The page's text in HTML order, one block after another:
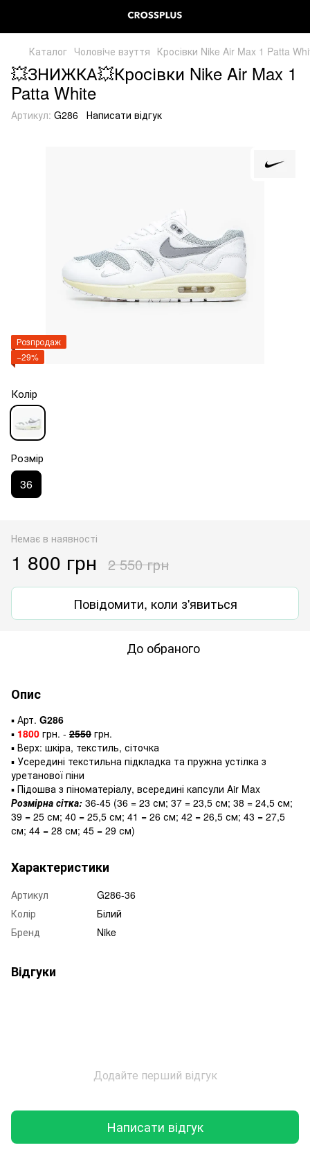
Каталог Чоловiче взуття Кросівки Nike Air Max 1 Patta
💥ЗНИЖКА💥Кросівки Nike Air Max 1
Patta White
Артикул: G286 Написати відгук
Розпродаж
−29%
Колір
Розмір
36
Немає в наявності
1 800 грн 2 550 грн
Повідомити, коли з'явиться
До обраного
Опис
▪️ Арт. G286
▪️ 1800 грн. - 2550 грн.
▪️ Верх: шкіра, текстиль, сіточка
▪️ Усередині текстильна підкладка та пружна устілка з
уретанової піни
▪️ Підошва з піноматеріалу, всередині капсули Air Max
Розмірна сітка: 36-45 (36 = 23 см; 37 = 23,5 см; 38 = 24,5 см;
39 = 25 см; 40 = 25,5 см; 41 = 26 см; 42 = 26,5 см; 43 = 27,5
см; 44 = 28 см; 45 = 29 см)
Характеристики
Артикул
G286-36
Колір
Білий
Бренд
Nike
Відгуки
Додайте перший відгук
Написати відгук